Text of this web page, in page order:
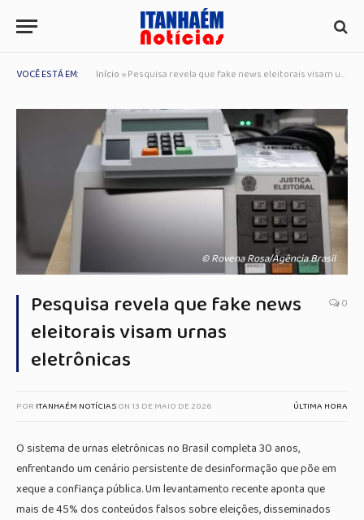
VOCÊ ESTÁ EM: Início »Pesquisa revela que fake news eleitorais visam urnas eletrônicas
© Rovena Rosa/Agência Brasil
Pesquisa revela que fake news
eleitorais visam urnas
eletrônicas
0
POR ITANHAÉM NOTÍCIASON13 DE MAIO DE 2026 ÚLTIMA HORA
O sistema de urnas eletrônicas no Brasil completa 30 anos,
enfrentando um cenário persistente de desinformação que põe em
xeque a confiança pública. Um levantamento recente aponta que
mais de 45% dos conteúdos falsos sobre eleições, disseminados